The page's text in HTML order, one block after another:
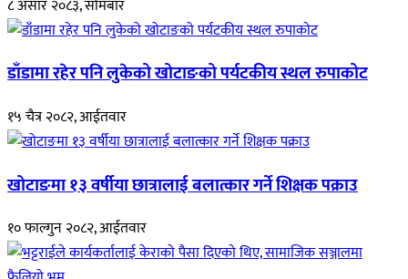
८ असार २०८३, सोमबार
डाँडामा रहेर पनि लुकेको खोटाङको पर्यटकीय स्थल रुपाकोट
१५ चैत्र २०८२, आईतवार
खोटाङमा १३ वर्षीया छात्रालाई बलात्कार गर्ने शिक्षक पक्राउ
१० फाल्गुन २०८२, आईतवार